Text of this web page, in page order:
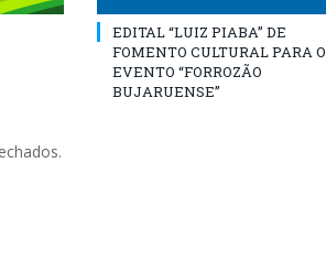
EDITAL “LUIZ PIABA” DE
FOMENTO CULTURAL PARA O
EVENTO “FORROZÃO
BUJARUENSE”